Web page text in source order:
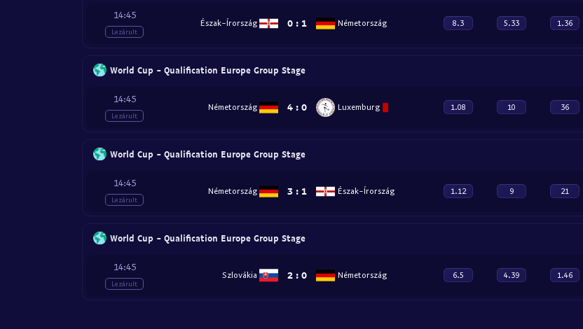
14:45
Lezárult
Észak-Írország 0 : 1 Németország 8.3 5.33 1.36
World Cup - Qualification Europe Group Stage
14:45
Lezárult
Németország 4 : 0 Luxemburg 1.08 10 36
World Cup - Qualification Europe Group Stage
14:45
Lezárult
Németország 3 : 1 Észak-Írország 1.12 9 21
World Cup - Qualification Europe Group Stage
14:45
Lezárult
Szlovákia 2 : 0 Németország 6.5 4.39 1.46